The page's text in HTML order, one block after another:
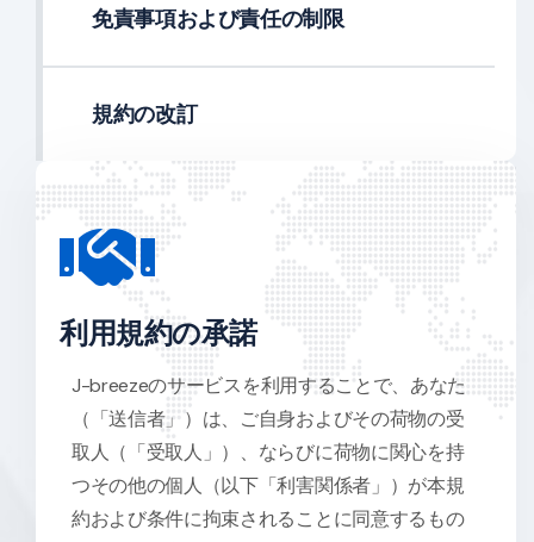
免責事項および責任の制限
規約の改訂
利用規約の承諾
J-breezeのサービスを利用することで、あなた
（「送信者」）は、ご自身およびその荷物の受
取人（「受取人」）、ならびに荷物に関心を持
つその他の個人（以下「利害関係者」）が本規
約および条件に拘束されることに同意するもの